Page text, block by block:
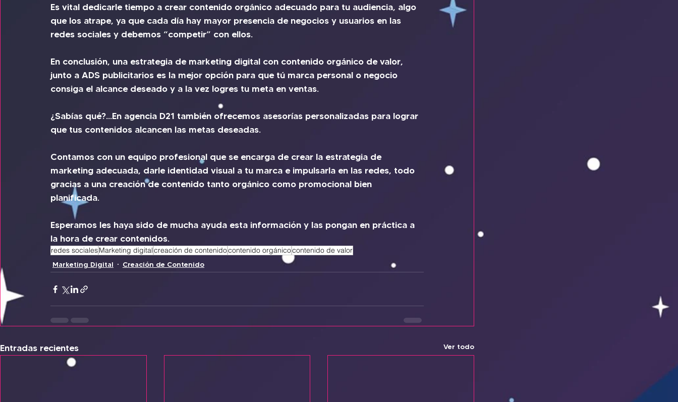
Es vital dedicarle tiempo a crear contenido orgánico adecuado para tu audiencia, algo
que los atrape, ya que cada día hay mayor presencia de negocios y usuarios en las
redes sociales y debemos “competir” con ellos.
En conclusión, una estrategia de marketing digital con contenido orgánico de valor,
junto a ADS publicitarios es la mejor opción para que tú marca personal o negocio
consiga el alcance deseado y a la vez logres tu meta en ventas.
¿Sabías qué?...En agencia D21 también ofrecemos asesorías personalizadas para lograr
que tus contenidos alcancen las metas deseadas.
Contamos con un equipo profesional que se encarga de crear la estrategia de
marketing adecuada, darle identidad visual a tu marca e impulsarla en las redes, todo
gracias a una creación de contenido tanto orgánico como promocional bien
planificada.
Esperamos les haya sido de mucha ayuda esta información y las pongan en práctica a
la hora de crear contenidos.
redes socialesMarketing digitalcreación de contenidocontenido orgánicocontenido de valor
Marketing Digital
Creación de Contenido
Entradas recientes Ver todo